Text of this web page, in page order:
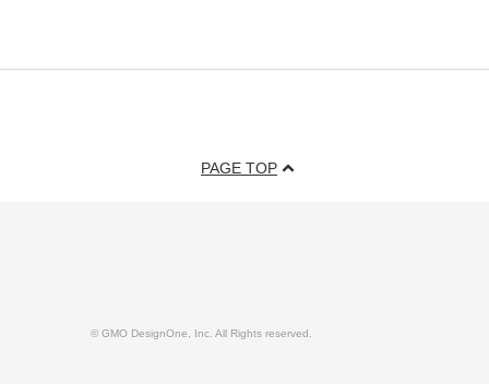
PAGE TOP
© GMO DesignOne, Inc. All Rights reserved.